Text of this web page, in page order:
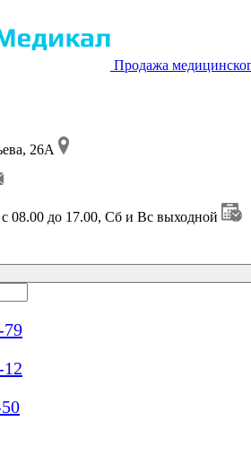
Продажа
26А
08.00 до 17.00, Сб и Вс выходной
79